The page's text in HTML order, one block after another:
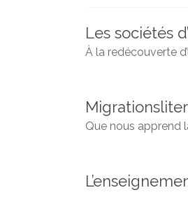
la
Faculté
Les sociétés
À la redécouverte
Que nous apprend